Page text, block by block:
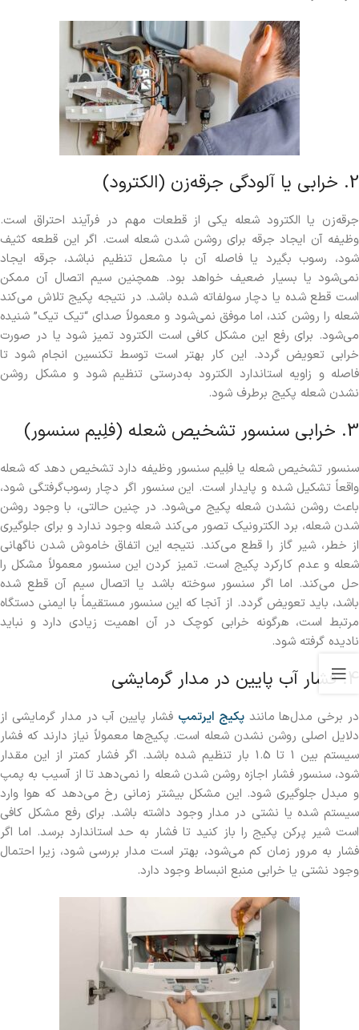
2. خرابی یا آلودگی جرقه‌زن (الکترود)
جرقه‌زن یا الکترود شعله یکی از قطعات مهم در فرآیند احتراق است.
وظیفه آن ایجاد جرقه برای روشن شدن شعله است. اگر این قطعه کثیف
شود، رسوب بگیرد یا فاصله آن با مشعل تنظیم نباشد، جرقه ایجاد
نمی‌شود یا بسیار ضعیف خواهد بود. همچنین سیم اتصال آن ممکن
است قطع شده یا دچار سولفاته شده باشد. در نتیجه پکیج تلاش می‌کند
شعله را روشن کند، اما موفق نمی‌شود و معمولاً صدای “تیک تیک” شنیده
می‌شود. برای رفع این مشکل کافی است الکترود تمیز شود یا در صورت
خرابی تعویض گردد. این کار بهتر است توسط تکنسین انجام شود تا
فاصله و زاویه استاندارد الکترود به‌درستی تنظیم شود و مشکل روشن
نشدن شعله پکیج برطرف شود.
3. خرابی سنسور تشخیص شعله (فلِیم سنسور)
سنسور تشخیص شعله یا فلِیم سنسور وظیفه دارد تشخیص دهد که شعله
واقعاً تشکیل شده و پایدار است. این سنسور اگر دچار رسوب‌گرفتگی شود،
باعث روشن نشدن شعله پکیج می‌شود. در چنین حالتی، با وجود روشن
شدن شعله، برد الکترونیک تصور می‌کند شعله وجود ندارد و برای جلوگیری
از خطر، شیر گاز را قطع می‌کند. نتیجه این اتفاق خاموش شدن ناگهانی
شعله و عدم کارکرد پکیج است. تمیز کردن این سنسور معمولاً مشکل را
حل می‌کند. اما اگر سنسور سوخته باشد یا اتصال سیم آن قطع شده
باشد، باید تعویض گردد. از آنجا که این سنسور مستقیماً با ایمنی دستگاه
مرتبط است، هرگونه خرابی کوچک در آن اهمیت زیادی دارد و نباید
نادیده گرفته شود.
در برخی مدل‌ها مانندپکیج ایرتمپ فشار پایین آب در مدار گرمایشی از
دلایل اصلی روشن نشدن شعله است. پکیج‌ها معمولاً نیاز دارند که فشار
سیستم بین 1 تا 1.5 بار تنظیم شده باشد. اگر فشار کمتر از این مقدار
شود، سنسور فشار اجازه روشن شدن شعله را نمی‌دهد تا از آسیب به پمپ
و مبدل جلوگیری شود. این مشکل بیشتر زمانی رخ می‌دهد که هوا وارد
سیستم شده یا نشتی در مدار وجود داشته باشد. برای رفع مشکل کافی
است شیر پرکن پکیج را باز کنید تا فشار به حد استاندارد برسد. اما اگر
فشار به مرور زمان کم می‌شود، بهتر است مدار بررسی شود، زیرا احتمال
وجود نشتی یا خرابی منبع انبساط وجود دارد.